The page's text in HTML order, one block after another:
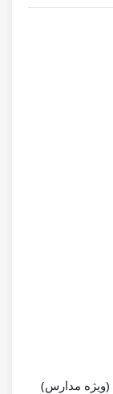
(ویژه مدارس)